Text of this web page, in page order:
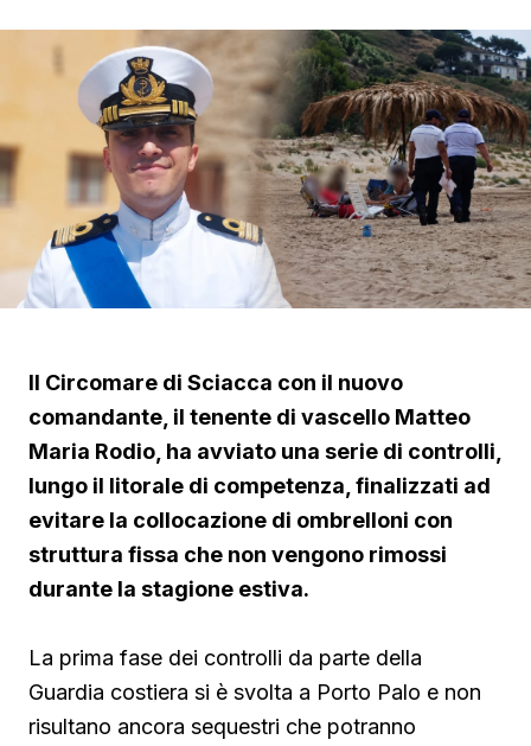
Il Circomare di Sciacca con il nuovo
comandante, il tenente di vascello Matteo
Maria Rodio, ha avviato una serie di controlli,
lungo il litorale di competenza, finalizzati ad
evitare la collocazione di ombrelloni con
struttura fissa che non vengono rimossi
durante la stagione estiva.
La prima fase dei controlli da parte della
Guardia costiera si è svolta a Porto Palo e non
risultano ancora sequestri che potranno